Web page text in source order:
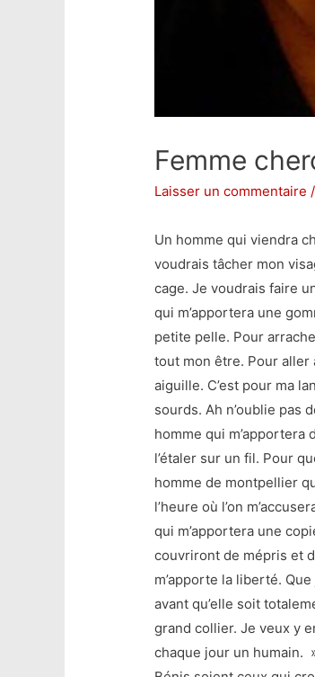
Femme
Laisser un commentaire /
Un homme qui viendra
voudrais tâcher mon
cage. Je voudrais faire
qui m’apportera une
petite pelle. Pour
tout mon être. Pour aller
aiguille. C’est pour ma
sourds. Ah n’oublie pas
homme qui m’apportera
l’étaler sur un fil. Pour
homme de montpellier
l’heure où l’on
qui m’apportera une
couvriront de mépris et
m’apporte la liberté.
avant qu’elle soit
grand collier. Je veux y
chaque jour un humain.